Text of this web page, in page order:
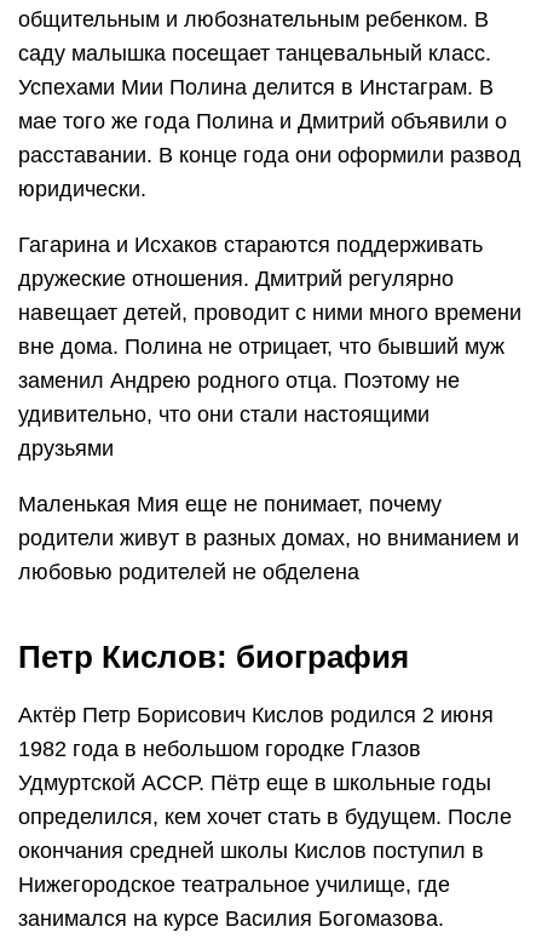
общительным и любознательным ребенком. В
саду малышка посещает танцевальный класс.
Успехами Мии Полина делится в Инстаграм. В
мае того же года Полина и Дмитрий объявили о
расставании. В конце года они оформили развод
юридически.
Гагарина и Исхаков стараются поддерживать
дружеские отношения. Дмитрий регулярно
навещает детей, проводит с ними много времени
вне дома. Полина не отрицает, что бывший муж
заменил Андрею родного отца. Поэтому не
удивительно, что они стали настоящими
друзьями
Маленькая Мия еще не понимает, почему
родители живут в разных домах, но вниманием и
любовью родителей не обделена
Петр Кислов: биография
Актёр Петр Борисович Кислов родился 2 июня
1982 года в небольшом городке Глазов
Удмуртской АССР. Пётр еще в школьные годы
определился, кем хочет стать в будущем. После
окончания средней школы Кислов поступил в
Нижегородское театральное училище, где
занимался на курсе Василия Богомазова.